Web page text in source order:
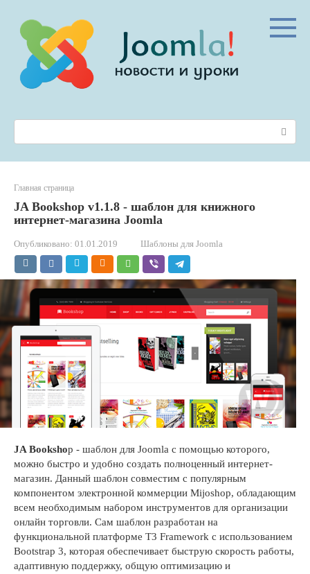
контенту
Главная страница
JA Bookshop v1.1.8 - шаблон для книжного
интернет-магазина Joomla
Опубликовано: 01.01.2019 Шаблоны для Joomla
JA Bookshop - шаблон для Joomla с помощью которого,
можно быстро и удобно создать полноценный интернет-
магазин. Данный шаблон совместим с популярным
компонентом электронной коммерции Mijoshop, обладающим
всем необходимым набором инструментов для организации
онлайн торговли. Сам шаблон разработан на
функциональной платформе T3 Framework с использованием
Bootstrap 3, которая обеспечивает быструю скорость работы,
адаптивную поддержку, общую оптимизацию и